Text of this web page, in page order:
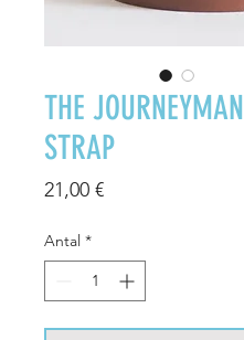
THE JOURNEYMAN
STRAP
21,00 €Pris
Antal *